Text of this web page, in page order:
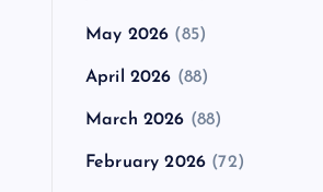
May 2026 (85)
April 2026 (88)
March 2026 (88)
February 2026 (72)